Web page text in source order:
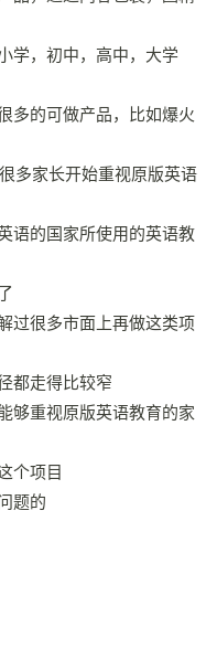
学，初中，高中，大学
多的可做产品，比如爆火
多家长开始重视原版英语
语的国家所使用的英语教
过很多市面上再做这类项
都走得比较窄
够重视原版英语教育的家
个项目
题的